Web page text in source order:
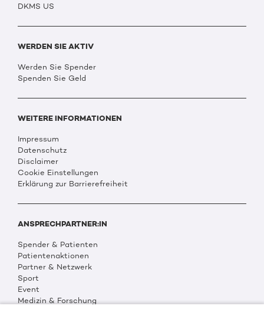
DKMS US
WERDEN SIE AKTIV
Werden Sie Spender
Spenden Sie Geld
WEITERE INFORMATIONEN
Impressum
Datenschutz
Disclaimer
Cookie Einstellungen
Erklärung zur Barrierefreiheit
ANSPRECHPARTNER:IN
Spender & Patienten
Patientenaktionen
Partner & Netzwerk
Sport
Event
Medizin & Forschung